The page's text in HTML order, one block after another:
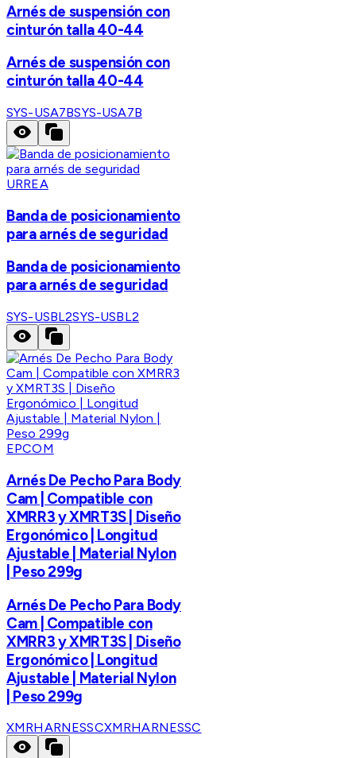
Arnés de suspensión con
cinturón talla 40-44
Arnés de suspensión con
cinturón talla 40-44
SYS-USA7BSYS-USA7B
URREA
Banda de posicionamiento
para arnés de seguridad
Banda de posicionamiento
para arnés de seguridad
SYS-USBL2SYS-USBL2
EPCOM
Arnés De Pecho Para Body
Cam | Compatible con
XMRR3 y XMRT3S | Diseño
Ergonómico | Longitud
Ajustable | Material Nylon
| Peso 299g
Arnés De Pecho Para Body
Cam | Compatible con
XMRR3 y XMRT3S | Diseño
Ergonómico | Longitud
Ajustable | Material Nylon
| Peso 299g
XMRHARNESSCXMRHARNESSC